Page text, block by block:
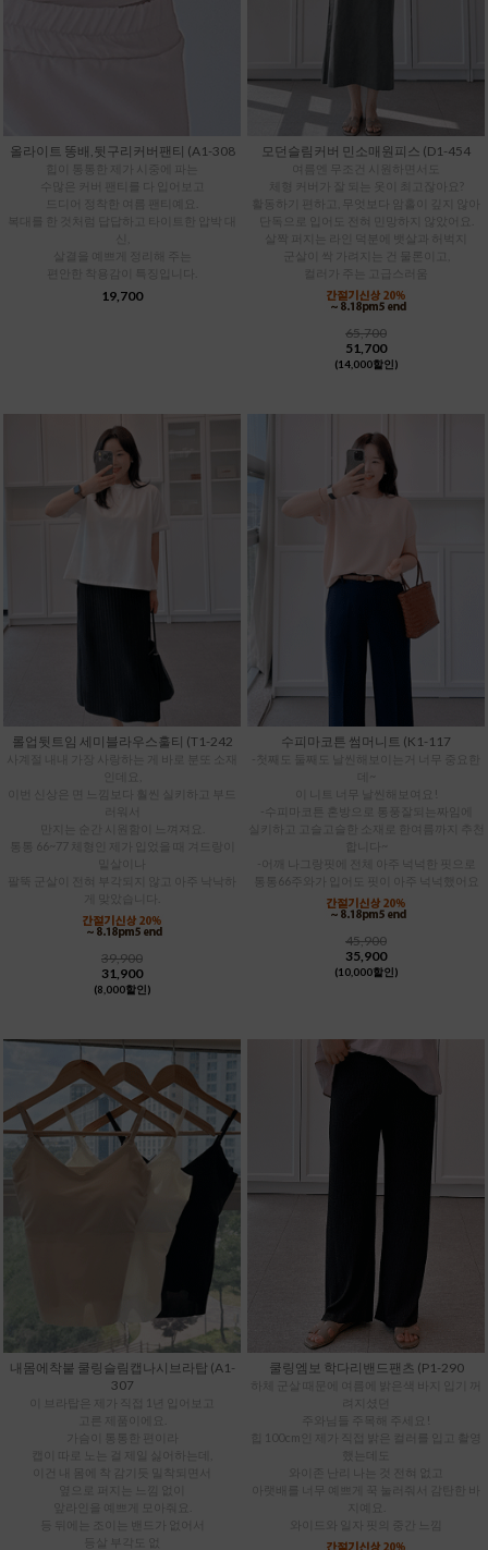
올라이트 똥배,뒷구리커버팬티 (A1-308
힙이 통통한 제가 시중에 파는
수많은 커버 팬티를 다 입어보고
복대를 한 것처럼 답답하고 타이트한 압박 대
신,
살결을 예쁘게 정리해 주는
19,700
모던슬림커버 민소매원피스 (D1-454
여름엔 무조건 시원하면서도
체형 커버가 잘 되는 옷이 최고잖아요?
활동하기 편하고, 무엇보다 암홀이 깊지 않아
단독으로 입어도 전혀 민망하지 않았어요.
살짝 퍼지는 라인 덕분에 뱃살과 허벅지
군살이 싹 가려지는 건 물론이고,
컬러가 주는 고급스러움
65,700
51,700
(14,000할인)
롤업뒷트임 세미블라우스훌티 (T1-242
사계절 내내 가장 사랑하는 게 바로 분또 소재
이번 신상은 면 느낌보다 훨씬 실키하고 부드
러워서
만지는 순간 시원함이 느껴져요.
통통 66~77 체형인 제가 입었을 때 겨드랑이
팔뚝 군살이 전혀 부각되지 않고 아주 낙낙하
39,900
31,900
(8,000할인)
수피마코튼 썸머니트 (K1-117
-첫째도 둘째도 날씬해보이는거 너무 중요한
-수피마코튼 혼방으로 통풍잘되는짜임에
실키하고 고슬고슬한 소재로 한여름까지 추천
-어깨 나그랑핏에 전체 아주 넉넉한 핏으로
통통66주와가 입어도 핏이 아주 넉넉했어요
45,900
35,900
(10,000할인)
내몸에착붙 쿨링슬림캡나시브라탑 (A1-
307
고른 제품이에요.
가슴이 통통한 편이라
이건 내 몸에 착 감기듯 밀착되면서
옆으로 퍼지는 느낌 없이
등 뒤에는 조이는 밴드가 없어서
쿨링엠보 학다리밴드팬츠 (P1-290
하체 군살 때문에 여름에 밝은색 바지 입기 꺼
주와님들 주목해 주세요!
힙 100cm인 제가 직접 밝은 컬러를 입고 촬영
와이존 난리 나는 것 전혀 없고
아랫배를 너무 예쁘게 꾹 눌러줘서 감탄한 바
와이드와 일자 핏의 중간 느낌